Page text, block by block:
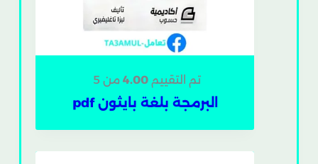
تم التقييم 4.00من 5
البرمجة بلغة بايثون pdf